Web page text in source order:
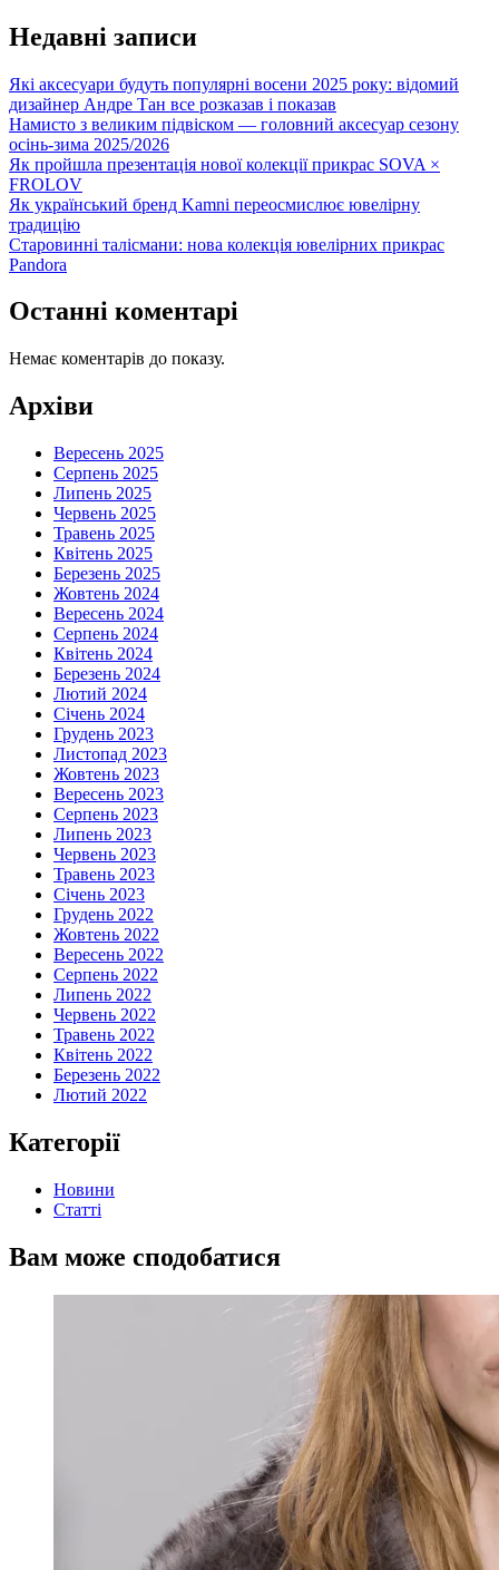
Недавні записи
Які аксесуари будуть популярні восени 2025 року: відомий
дизайнер Андре Тан все розказав і показав
Намисто з великим підвіском — головний аксесуар сезону
осінь-зима 2025/2026
Як пройшла презентація нової колекції прикрас SOVA ×
FROLOV
Як український бренд Kamni переосмислює ювелірну
традицію
Старовинні талісмани: нова колекція ювелірних прикрас
Pandora
Останні коментарі
Немає коментарів до показу.
Архіви
Вересень 2025
Серпень 2025
Липень 2025
Червень 2025
Травень 2025
Квітень 2025
Березень 2025
Жовтень 2024
Вересень 2024
Серпень 2024
Квітень 2024
Березень 2024
Лютий 2024
Січень 2024
Грудень 2023
Листопад 2023
Жовтень 2023
Вересень 2023
Серпень 2023
Липень 2023
Червень 2023
Травень 2023
Січень 2023
Грудень 2022
Жовтень 2022
Вересень 2022
Серпень 2022
Липень 2022
Червень 2022
Травень 2022
Квітень 2022
Березень 2022
Лютий 2022
Категорії
Новини
Статті
Вам може сподобатися